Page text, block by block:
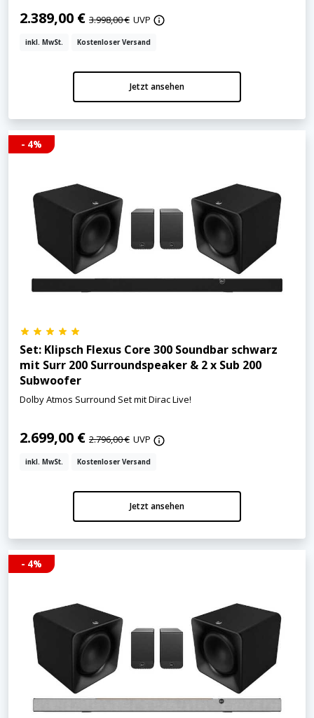
2.389,00 € 3.998,00 € UVP
inkl. MwSt. Kostenloser Versand
Jetzt ansehen
- 4%
Set: Klipsch Flexus Core 300 Soundbar schwarz
mit Surr 200 Surroundspeaker & 2 x Sub 200
Subwoofer
Dolby Atmos Surround Set mit Dirac Live!
2.699,00 € 2.796,00 € UVP
inkl. MwSt. Kostenloser Versand
Jetzt ansehen
- 4%